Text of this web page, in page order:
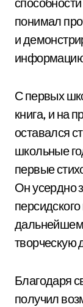
понимал
и
С первых
книга, и на
оставался
школьные
первые
Он усердно
персидского
дальнейшем
творческую
Благодаря
получил